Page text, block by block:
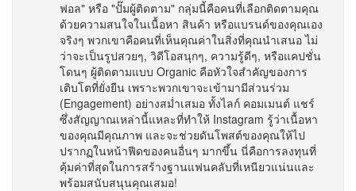
ฟอล" หรือ "ปั๊มผู้ติดตาม" กลุ่มนี้คือคนที่เลือกติดตามคุณ
ด้วยความสนใจในเนื้อหา สินค้า หรือแบรนด์ของคุณเอง
จริงๆ พวกเขาคือคนที่เห็นคุณค่าในสิ่งที่คุณนำเสนอ ไม่
ว่าจะเป็นรูปสวยๆ, วิดีโอสนุกๆ, ความรู้ดีๆ, หรือแคปชั่น
โดนๆ ผู้ติดตามแบบ Organic คือหัวใจสำคัญของการ
เติบโตที่ยั่งยืน เพราะพวกเขาจะเข้ามามีส่วนร่วม
(Engagement) อย่างสม่ำเสมอ ทั้งไลก์ คอมเมนต์ แชร์
ซึ่งสัญญาณเหล่านี้แหละที่ทำให้ Instagram รู้ว่าเนื้อหา
ของคุณมีคุณภาพ และจะช่วยดันโพสต์ของคุณให้ไป
ปรากฏในหน้าฟีดของคนอื่นๆ มากขึ้น นี่คือการลงทุนที่
คุ้มค่าที่สุดในการสร้างฐานแฟนคลับที่เหนียวแน่นและ
พร้อมสนับสนุนคุณเสมอ!